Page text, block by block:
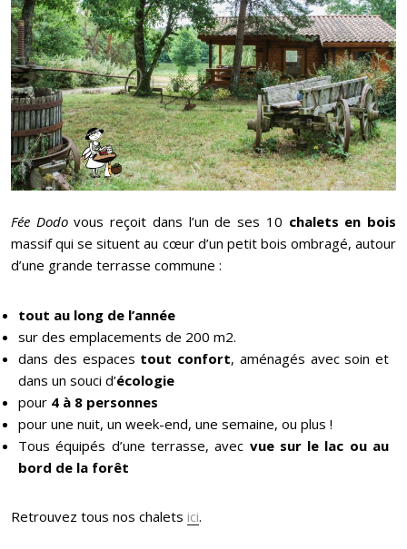
Fée Dodovous reçoit dans l’un de ses 10 chalets en bois
massif qui se situent au cœur d’un petit bois ombragé, autour
d’une grande terrasse commune :
tout au long de l’année
sur des emplacements de 200 m2.
dans des espaces tout confort, aménagés avec soin et
dans un souci d’écologie
pour 4 à 8 personnes
pour une nuit, un week-end, une semaine, ou plus !
Tous équipés d’une terrasse, avec vue sur le lac ou au
bord de la forêt
Retrouvez tous nos chalets ici.